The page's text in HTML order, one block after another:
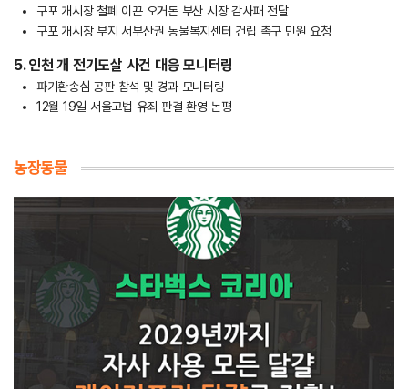
구포 개시장 철폐 이끈 오거돈 부산 시장 감사패 전달
구포 개시장 부지 서부산권 동물복지센터 건립 촉구 민원 요청
5. 인천 개 전기도살 사건 대응 모니터링
파기환송심 공판 참석 및 경과 모니터링
12월 19일 서울고법 유죄 판결 환영 논평
농장동물